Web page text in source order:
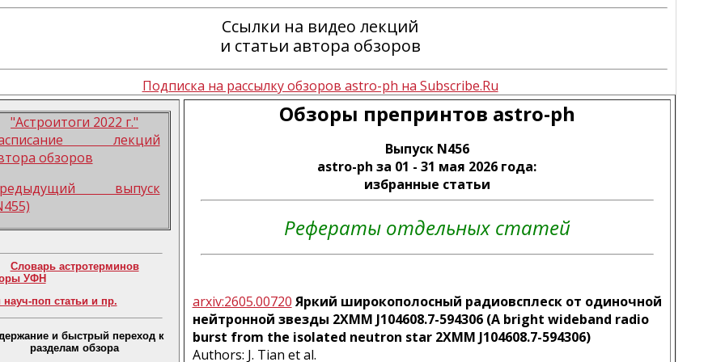
Ссылки на видео лекций
и статьи автора обзоров
Подписка на рассылку обзоров astro-ph на Subscribe.Ru
"Астроитоги 2022 г."
лекций
обзоров
выпуск
Словарь астротерминов
УФН
поп статьи и пр.
и быстрый переход к
разделам обзора
Обзоры препринтов astro-ph
Выпуск N456
astro-ph за 01 - 31 мая 2026 года:
избранные статьи
Рефераты отдельных статей
arxiv:2605.00720 Яркий широкополосный радиовсплеск от одиночной
нейтронной звезды 2XMM J104608.7-594306 (A bright wideband radio
burst from the isolated neutron star 2XMM J104608.7-594306)
Authors: J. Tian et al.